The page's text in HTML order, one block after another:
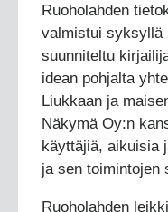
Ruoholahden
valmistui syksyllä
suunniteltu
idean pohjalta
Liukkaan ja
Näkymä Oy:n
käyttäjiä, aikuisia
ja sen toimintojen
Ruoholahden